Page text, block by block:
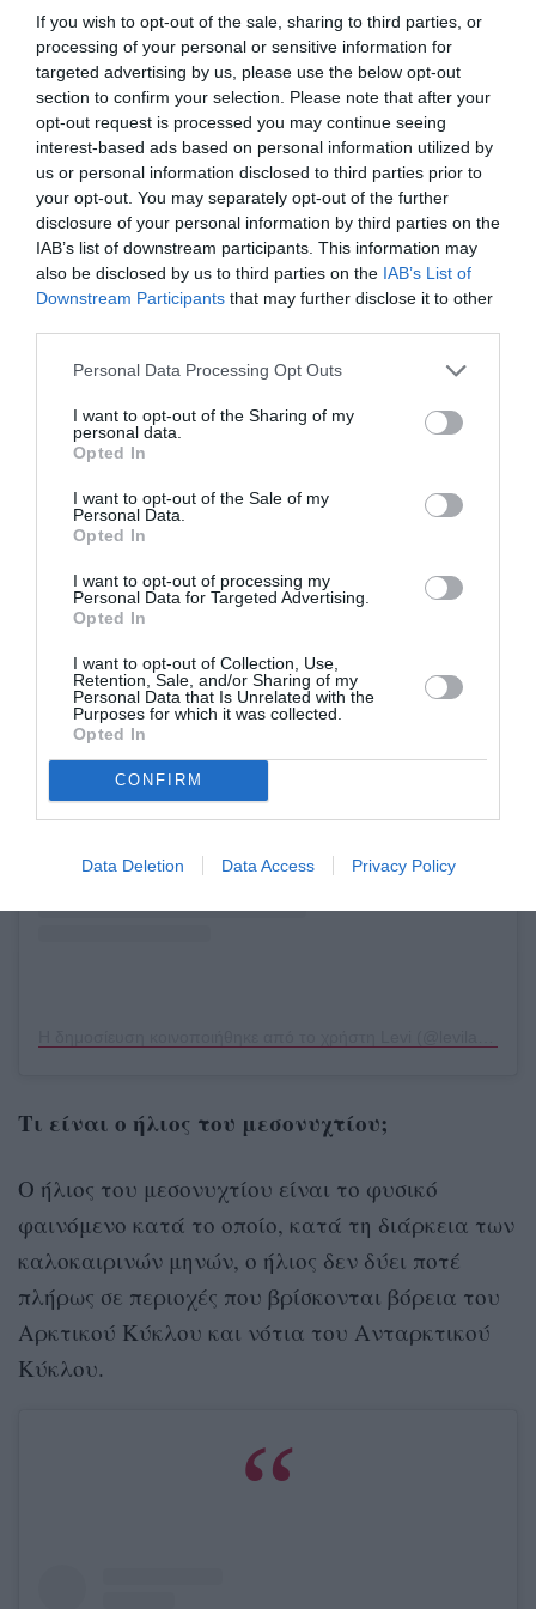
If you wish to opt-out of the sale, sharing to third parties, or
processing of your personal or sensitive information for
targeted advertising by us, please use the below opt-out
section to confirm your selection. Please note that after your
opt-out request is processed you may continue seeing
interest-based ads based on personal information utilized by
us or personal information disclosed to third parties prior to
your opt-out. You may separately opt-out of the further
disclosure of your personal information by third parties on the
IAB’s list of downstream participants. This information may
also be disclosed by us to third parties on the IAB’s List of
Downstream Participants that may further disclose it to other
Personal Data Processing Opt Outs
I want to opt-out of the Sharing of my
personal data.
Opted In
I want to opt-out of the Sale of my
Personal Data.
Opted In
I want to opt-out of processing my
Personal Data for Targeted Advertising.
Opted In
I want to opt-out of Collection, Use,
Retention, Sale, and/or Sharing of my
Personal Data that Is Unrelated with the
Purposes for which it was collected.
Opted In
CONFIRM
Data Deletion Data Access Privacy Policy
Οι διοργανωτές διευκρινίζουν ότι δεν θα
χρειαστεί σκάψιμο για τον εντοπισμό της χρυσής
ράβδου, ενώ οι συμμετέχοντες θα πρέπει να
κινούνται μόνο εντός των καθορισμένων
περιοχών αναζήτησης.
Δείτε αυτή τη δημοσίευση στο Instagram.
Τι είναι ο ήλιος του μεσονυχτίου;
Ο ήλιος του μεσονυχτίου είναι το φυσικό
φαινόμενο κατά το οποίο, κατά τη διάρκεια των
καλοκαιρινών μηνών, ο ήλιος δεν δύει ποτέ
πλήρως σε περιοχές που βρίσκονται βόρεια του
Αρκτικού Κύκλου και νότια του Ανταρκτικού
Κύκλου.